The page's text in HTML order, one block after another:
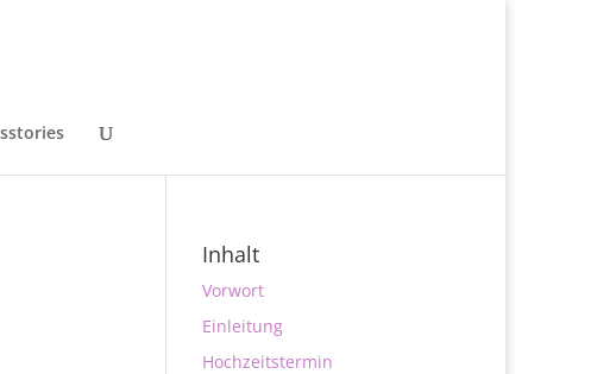
Inhalt
Vorwort
Einleitung
Hochzeitstermin